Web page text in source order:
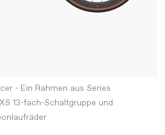
- Ein Rahmen aus Series
13-fach-Schaltgruppe und